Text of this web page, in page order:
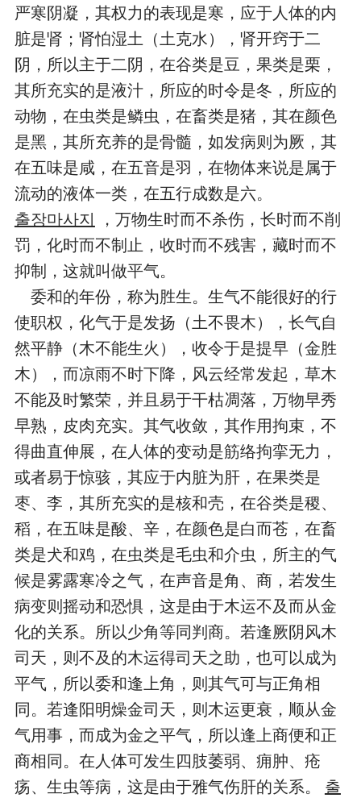
严寒阴凝，其权力的表现是寒，应于人体的内
脏是肾；肾怕湿土（土克水），肾开窍于二
阴，所以主于二阴，在谷类是豆，果类是栗，
其所充实的是液汁，所应的时令是冬，所应的
动物，在虫类是鳞虫，在畜类是猪，其在颜色
是黑，其所充养的是骨髓，如发病则为厥，其
在五味是咸，在五音是羽，在物体来说是属于
流动的液体一类，在五行成数是六。
출장마사지
，万物生时而不杀伤，长时而不削
罚，化时而不制止，收时而不残害，藏时而不
抑制，这就叫做平气。
委和的年份，称为胜生。生气不能很好的行
使职权，化气于是发扬（土不畏木），长气自
然平静（木不能生火），收令于是提早（金胜
木），而凉雨不时下降，风云经常发起，草木
不能及时繁荣，并且易于干枯凋落，万物早秀
早熟，皮肉充实。其气收敛，其作用拘束，不
得曲直伸展，在人体的变动是筋络拘挛无力，
或者易于惊骇，其应于内脏为肝，在果类是
枣、李，其所充实的是核和壳，在谷类是稷、
稻，在五味是酸、辛，在颜色是白而苍，在畜
类是犬和鸡，在虫类是毛虫和介虫，所主的气
候是雾露寒冷之气，在声音是角、商，若发生
病变则摇动和恐惧，这是由于木运不及而从金
化的关系。所以少角等同判商。若逢厥阴风木
司天，则不及的木运得司天之助，也可以成为
平气，所以委和逢上角，则其气可与正角相
同。若逢阳明燥金司天，则木运更衰，顺从金
气用事，而成为金之平气，所以逢上商便和正
商相同。在人体可发生四肢萎弱、痈肿、疮
疡、生虫等病，这是由于雅气伤肝的关系。 출